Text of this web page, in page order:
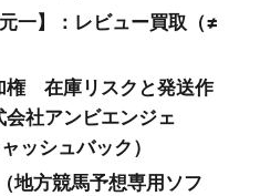
一】：レビュー買取（≠
権 在庫リスクと発送作
社アンビエンジェ
ッシュバック）
方競馬予想専用ソフ